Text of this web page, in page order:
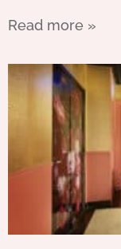
Read more »